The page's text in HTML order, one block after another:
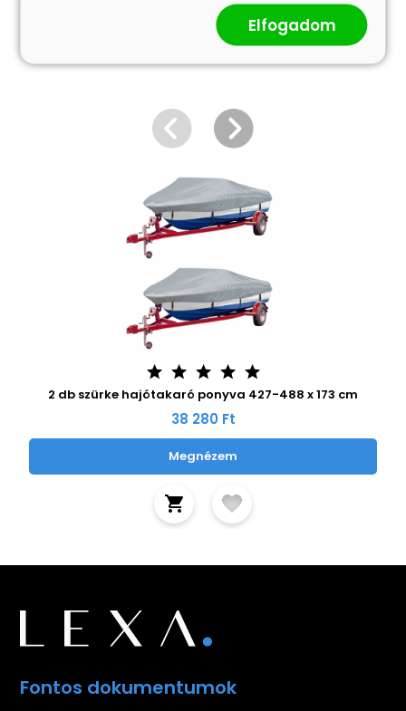
Hasonló termékek
2 db szürke hajótakaró ponyva 427-488 x 173 cm
38 280 Ft
Megnézem
Fontos dokumentumok
Elfogadom